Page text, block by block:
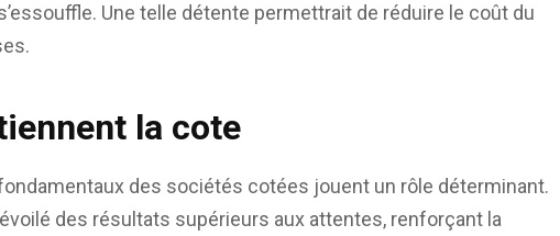
Une telle détente permettrait de réduire le coût du
la cote
des sociétés cotées jouent un rôle déterminant.
des résultats supérieurs aux attentes, renforçant la